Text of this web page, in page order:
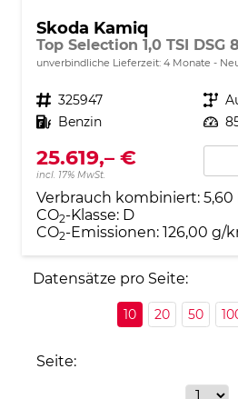
Skoda Kamiq
Top Selection 1,0 TSI DSG
unverbindliche Lieferzeit: 4 Monate
Fahrzeugnr. 325947 Getriebe
Kraftstoff Benzin Leistung
25.619,– €
incl. 17% MwSt.
Verbrauch kombiniert: 5,60
CO2-Klasse: D
CO2-Emissionen: 126,00 g/
Datensätze pro Seite:
10 20 50
Seite: